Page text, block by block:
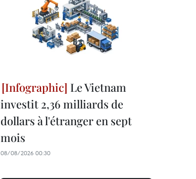
Le Vietnam
investit 2,36 milliards de
dollars à l'étranger en sept
mois
08/08/2026 00:30